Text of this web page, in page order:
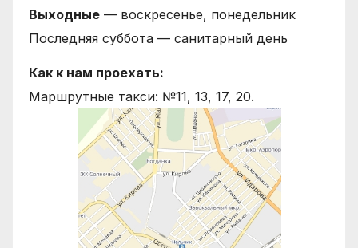
Выходные — воскресенье, понедельник
Последняя суббота — санитарный день
Как к нам проехать:
Маршрутные такси: №11, 13, 17, 20.